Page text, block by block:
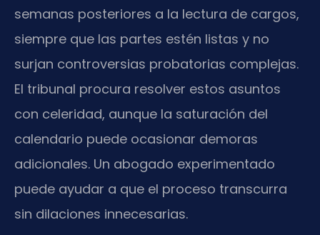
semanas posteriores a la lectura de cargos,
siempre que las partes estén listas y no
surjan controversias probatorias complejas.
El tribunal procura resolver estos asuntos
con celeridad, aunque la saturación del
calendario puede ocasionar demoras
adicionales. Un abogado experimentado
puede ayudar a que el proceso transcurra
sin dilaciones innecesarias.